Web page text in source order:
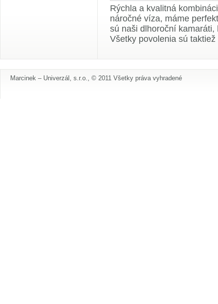
Rýchla a kvalitná
náročné víza, máme
sú naši dlhoroční
Všetky povolenia sú
Marcinek – Univerzál, s.r.o., © 2011 Všetky práva vyhradené